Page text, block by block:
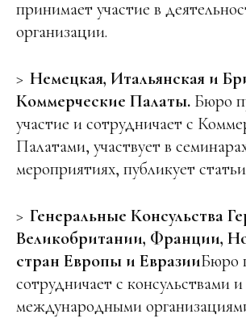
принимает участие в
организации.
Немецкая, Итальянская и
Коммерческие Палаты. Бюро
участие и сотрудничает с
Палатами, участвует в
мероприятиях, публикует
Генеральные Консульства
Великобритании, Франции,
стран Европы и ЕвразииБюро
сотрудничает с консульствами и
международными